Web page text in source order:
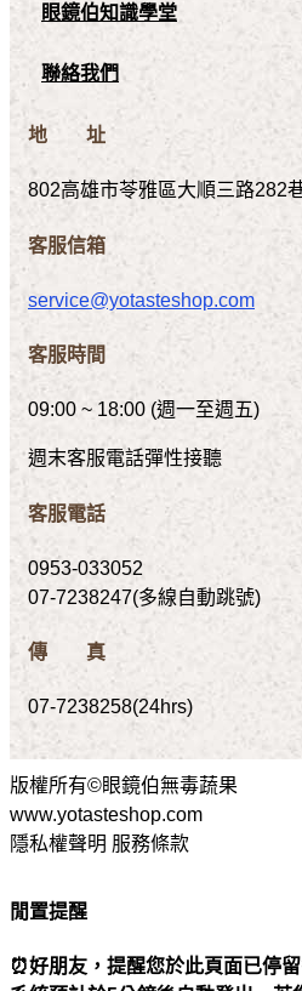
眼鏡伯知識學堂
聯絡我們
地 址
802高雄市苓雅區大順三路282
客服信箱
service@yotasteshop.com
客服時間
09:00 ~ 18:00 (週一至週五)
週末客服電話彈性接聽
客服電話
0953-033052
07-7238247(多線自動跳號)
傳 真
07-7238258(24hrs)
版權所有©眼鏡伯無毒蔬果
www.yotasteshop.com
隱私權聲明 服務條款
閒置提醒
⏰好朋友，提醒您於此頁面已停